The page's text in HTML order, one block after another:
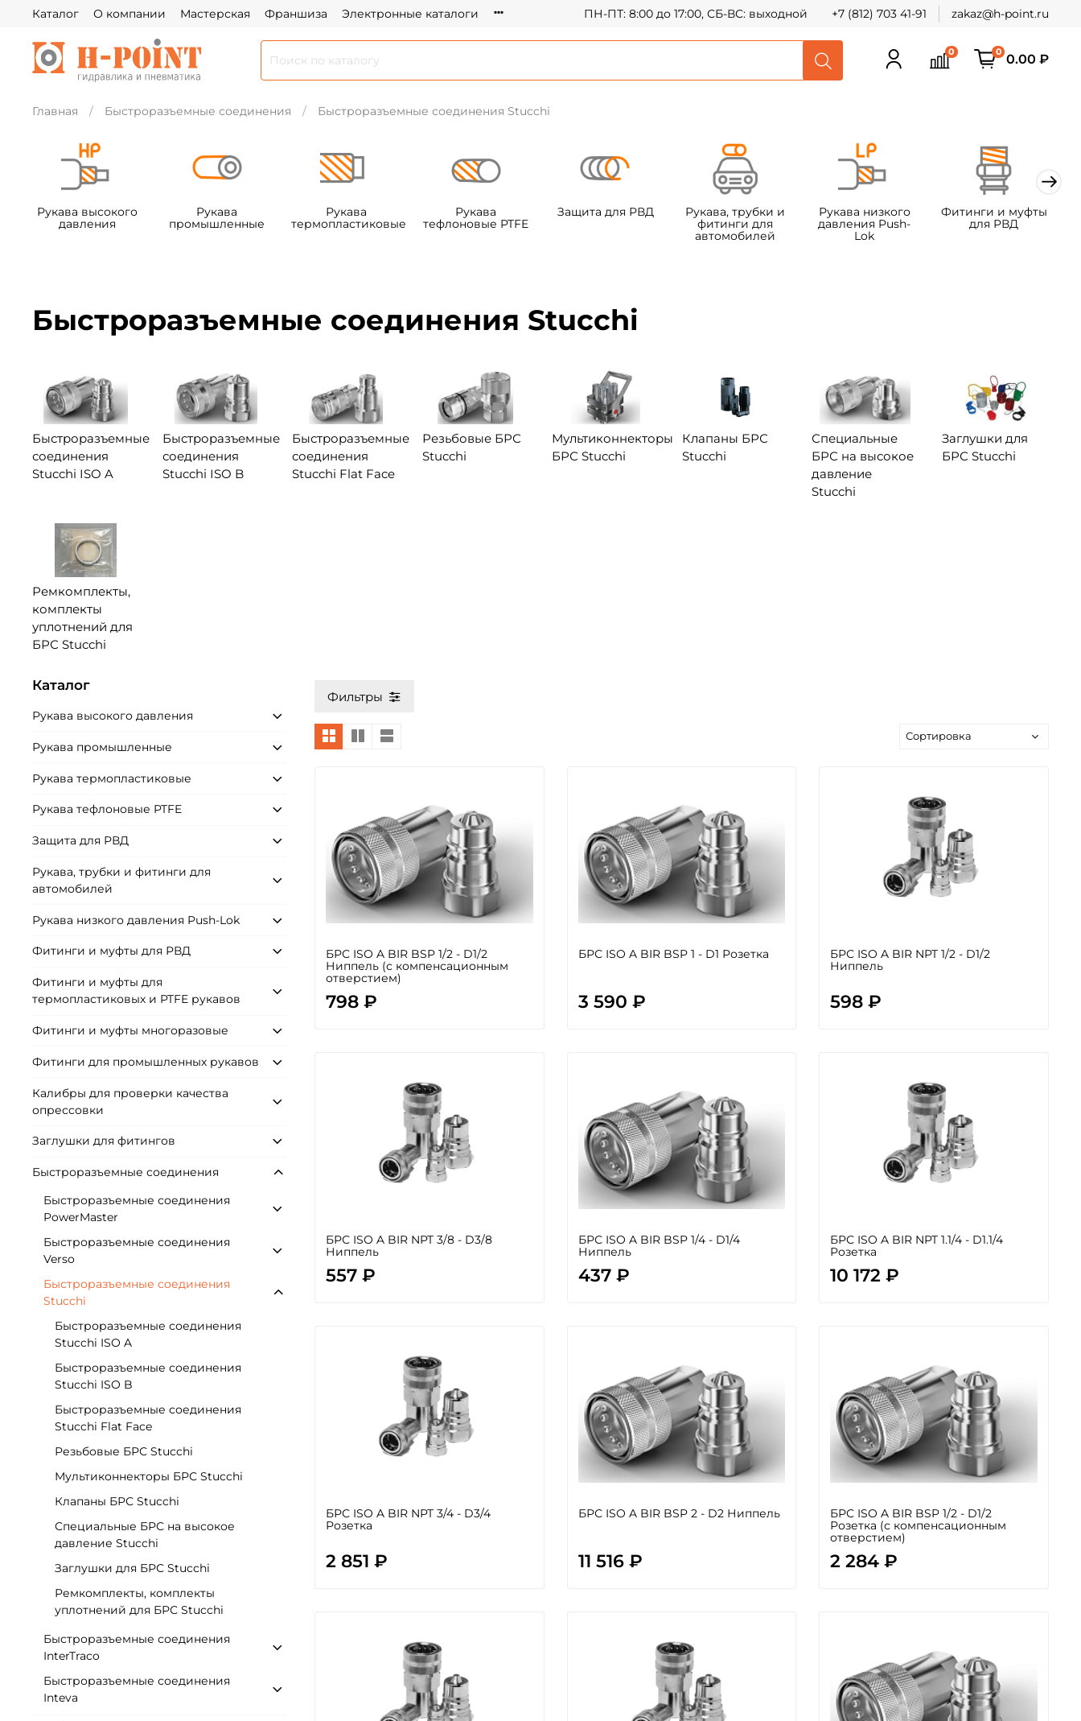
Каталог О компании Мастерская Франшиза Электронные каталоги ПН-ПТ: 8:00 до 17:00, СБ-ВС: выходной +7 (812) 703 41-91 zakaz@h-point.ru
0 0 0.00 ₽
Главная Быстроразъемные соединения Быстроразъемные соединения Stucchi
Рукава высокого
давления
Рукава
промышленные
Рукава
термопластиковые
Рукава
тефлоновые PTFE
Защита для РВД
Рукава, трубки и
фитинги для
автомобилей
Рукава низкого
давления Push-
Lok
Фитинги и муфты
для РВД
Быстроразъемные соединения Stucchi
Быстроразъемные
соединения
Stucchi ISO A
Быстроразъемные
соединения
Stucchi ISO B
Быстроразъемные
соединения
Stucchi Flat Face
Резьбовые БРС
Stucchi
Мультиконнекторы
БРС Stucchi
Клапаны БРС
Stucchi
Специальные
БРС на высокое
давление
Stucchi
Заглушки для
БРС Stucchi
Ремкомплекты,
комплекты
уплотнений для
БРС Stucchi
Фильтры
БРС ISO A BIR BSP 1/2 - D1/2
Ниппель (с компенсационным
отверстием)
798 ₽
БРС ISO A BIR BSP 1 - D1 Розетка
3 590 ₽
БРС ISO A BIR NPT 1/2 - D1/2
Ниппель
598 ₽
БРС ISO A BIR NPT 3/8 - D3/8
Ниппель
557 ₽
БРС ISO A BIR BSP 1/4 - D1/4
Ниппель
437 ₽
БРС ISO A BIR NPT 1.1/4 - D1.1/4
Розетка
10 172 ₽
БРС ISO A BIR NPT 3/4 - D3/4
Розетка
2 851 ₽
БРС ISO A BIR BSP 2 - D2 Ниппель
11 516 ₽
БРС ISO A BIR BSP 1/2 - D1/2
Розетка (с компенсационным
отверстием)
2 284 ₽
Каталог
Рукава высокого давления
Рукава промышленные
Рукава термопластиковые
Рукава тефлоновые PTFE
Защита для РВД
Рукава, трубки и фитинги для
автомобилей
Рукава низкого давления Push-Lok
Фитинги и муфты для РВД
Фитинги и муфты для
термопластиковых и PTFE рукавов
Фитинги и муфты многоразовые
Фитинги для промышленных рукавов
Калибры для проверки качества
опрессовки
Заглушки для фитингов
Быстроразъемные соединения
Быстроразъемные соединения
PowerMaster
Быстроразъемные соединения
Verso
Быстроразъемные соединения
Stucchi
Быстроразъемные соединения
Stucchi ISO A
Быстроразъемные соединения
Stucchi ISO B
Быстроразъемные соединения
Stucchi Flat Face
Резьбовые БРС Stucchi
Мультиконнекторы БРС Stucchi
Клапаны БРС Stucchi
Специальные БРС на высокое
давление Stucchi
Заглушки для БРС Stucchi
Ремкомплекты, комплекты
уплотнений для БРС Stucchi
Быстроразъемные соединения
InterTraco
Быстроразъемные соединения
Inteva